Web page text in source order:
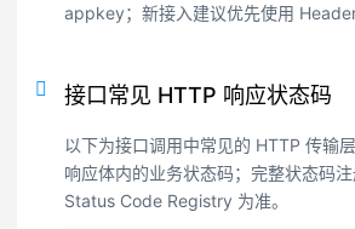
appkey；新接入建议优先使用
接口常见 HTTP 响应状态码
以下为接口调用中常见的 HTTP 传输
响应体内的业务状态码；完整状态码
Status Code Registry 为准。